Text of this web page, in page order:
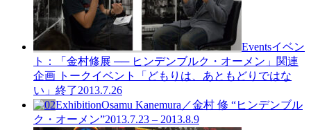
Eventsイベン
ト：「金村修展 ── ヒンデンブルク・オーメン」関連
企画 トークイベント「どもりは、あともどりではな
い」終了2013.7.26
ExhibitionOsamu Kanemura／金村 修 “ヒンデンブル
ク・オーメン”2013.7.23 – 2013.8.9